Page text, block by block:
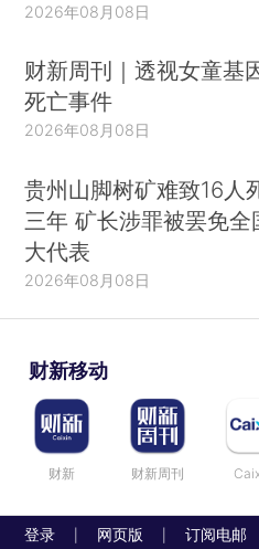
2026年08月08日
财新周刊｜透视女童基
死亡事件
2026年08月08日
贵州山脚树矿难致16人
三年 矿长涉罪被罢免全
大代表
2026年08月08日
财新移动
财新 财新周刊
登录 网页版 订阅电邮